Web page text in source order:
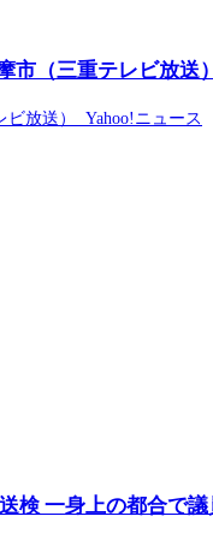
市（三重テレビ放送
ビ放送） Yahoo!ニュース
検 一身上の都合で